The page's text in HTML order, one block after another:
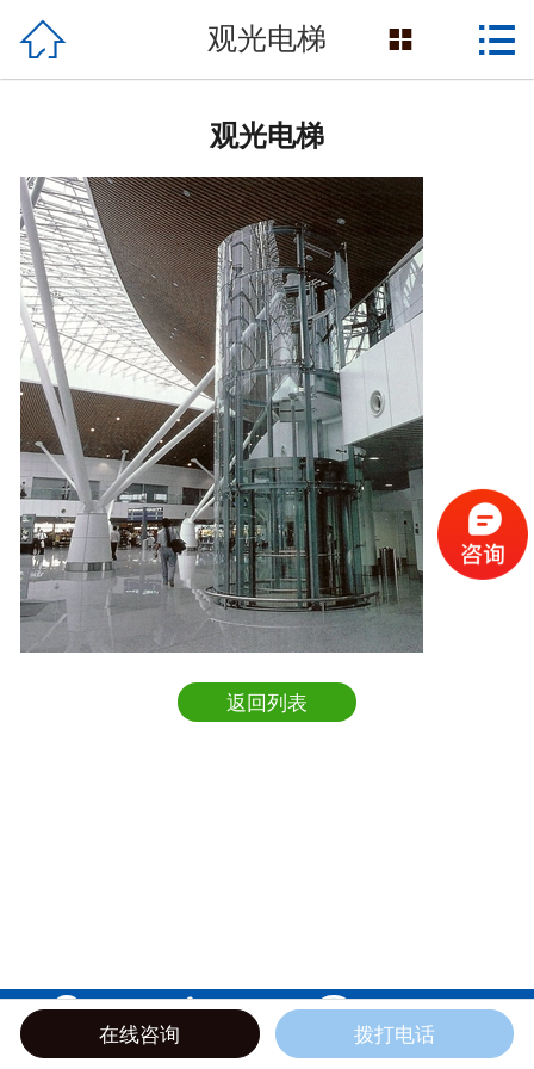
网站首页
民生工程
新闻资讯
客户案例
生产设备
联系我们
 观光电梯  
观光电梯
返回列表
   
在线咨询 拨打电话